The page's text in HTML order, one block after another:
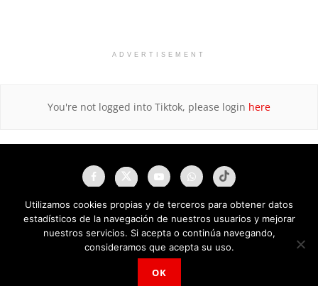
ADVERTISEMENT
You're not logged into Tiktok, please login here
NAU Noticias A Tiempo Universales © 2025
Utilizamos cookies propias y de terceros para obtener datos
estadísticos de la navegación de nuestros usuarios y mejorar
nuestros servicios. Si acepta o continúa navegando,
consideramos que acepta su uso.
OK